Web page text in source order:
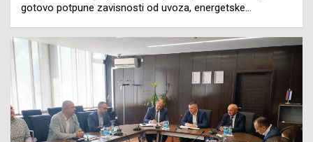
gotovo potpune zavisnosti od uvoza, energetske…